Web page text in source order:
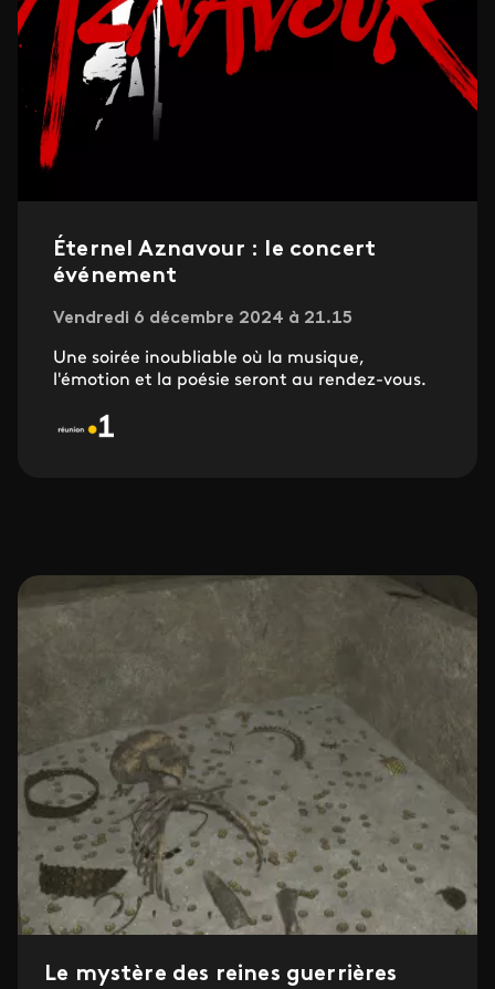
Éternel Aznavour : le concert
événement
Vendredi 6 décembre 2024 à 21.15
Une soirée inoubliable où la musique,
l'émotion et la poésie seront au rendez-vous.
Le mystère des reines guerrières